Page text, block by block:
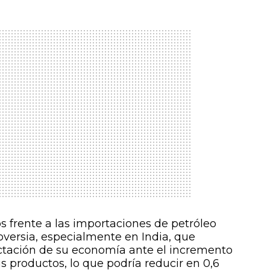
frente a las importaciones de petróleo
especialmente en India, que
de su economía ante el incremento
productos, lo que podría reducir en 0,6